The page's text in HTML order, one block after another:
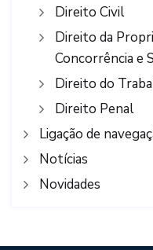
Direito Civil
Direito da
Concorrência e
Direito do
Direito Penal
Ligação de
Notícias
Novidades